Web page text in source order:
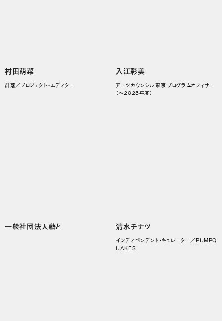
村田萌菜
群落／プロジェクト・エディター
入江彩美
アーツカウンシル東京 プログラムオフィサー
（～2023年度）
一般社団法人藝と 清水チナツ
インディペンデント・キュレーター／PUMPQ
UAKES